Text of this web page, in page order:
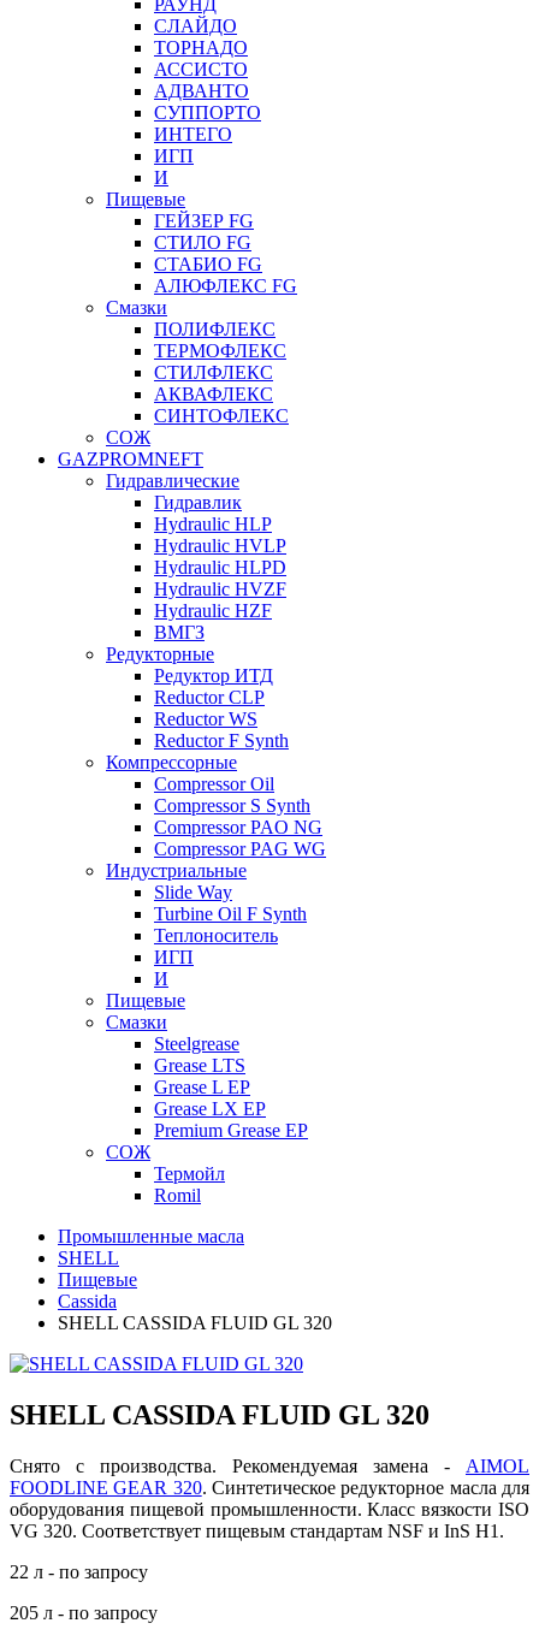
РАУНД
СЛАЙДО
ТОРНАДО
АССИСТО
АДВАНТО
СУППОРТО
ИНТЕГО
ИГП
И
Пищевые
ГЕЙЗЕР FG
СТИЛО FG
СТАБИО FG
АЛЮФЛЕКС FG
Смазки
ПОЛИФЛЕКС
ТЕРМОФЛЕКС
СТИЛФЛЕКС
АКВАФЛЕКС
СИНТОФЛЕКС
СОЖ
GAZPROMNEFT
Гидравлические
Гидравлик
Hydraulic HLP
Hydraulic HVLP
Hydraulic HLPD
Hydraulic HVZF
Hydraulic HZF
ВМГЗ
Редукторные
Редуктор ИТД
Reductor CLP
Reductor WS
Reductor F Synth
Компрессорные
Compressor Oil
Compressor S Synth
Compressor PAO NG
Compressor PAG WG
Индустриальные
Slide Way
Turbine Oil F Synth
Теплоноситель
ИГП
И
Пищевые
Смазки
Steelgrease
Grease LTS
Grease L EP
Grease LX EP
Premium Grease EP
СОЖ
Термойл
Romil
Промышленные масла
SHELL
Пищевые
Cassida
SHELL CASSIDA FLUID GL 320
SHELL CASSIDA FLUID GL 320
Снято с производства. Рекомендуемая замена - AIMOL
FOODLINE GEAR 320. Синтетическое редукторное масла для
оборудования пищевой промышленности. Класс вязкости ISO
VG 320. Соответствует пищевым стандартам NSF и InS H1.
22 л - по запросу
205 л - по запросу